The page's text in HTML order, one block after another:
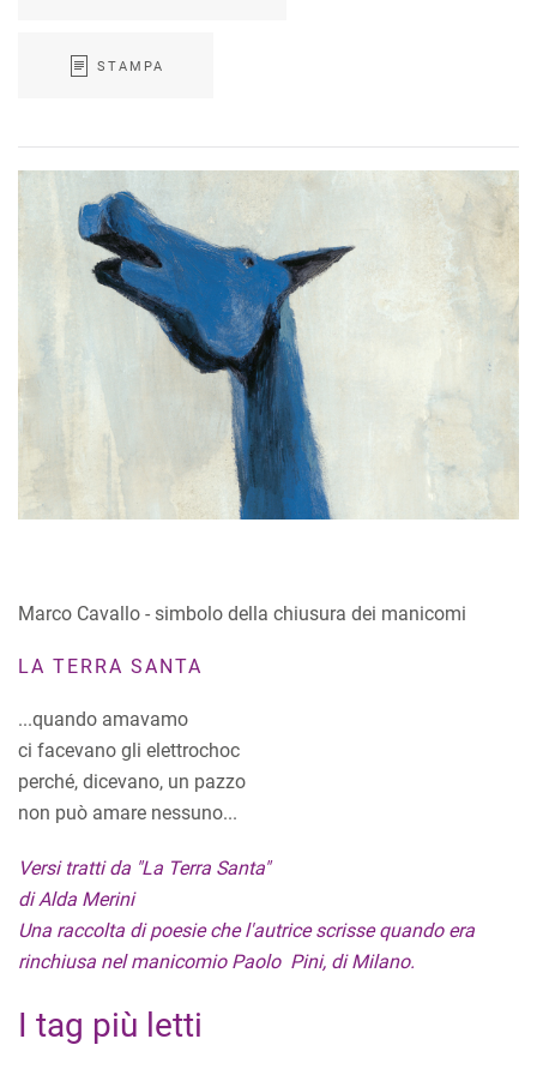
STAMPA
Marco Cavallo - simbolo della chiusura dei manicomi
LA TERRA SANTA
...quando amavamo
ci facevano gli elettrochoc
perché, dicevano, un pazzo
non può amare nessuno...
Versi tratti da "La Terra Santa"
di Alda Merini
Una raccolta di poesie che l'autrice scrisse quando era
rinchiusa nel manicomio Paolo Pini, di Milano.
I tag più letti